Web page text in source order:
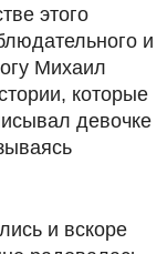
этого
и
Михаил
которые
девочке
и вскоре